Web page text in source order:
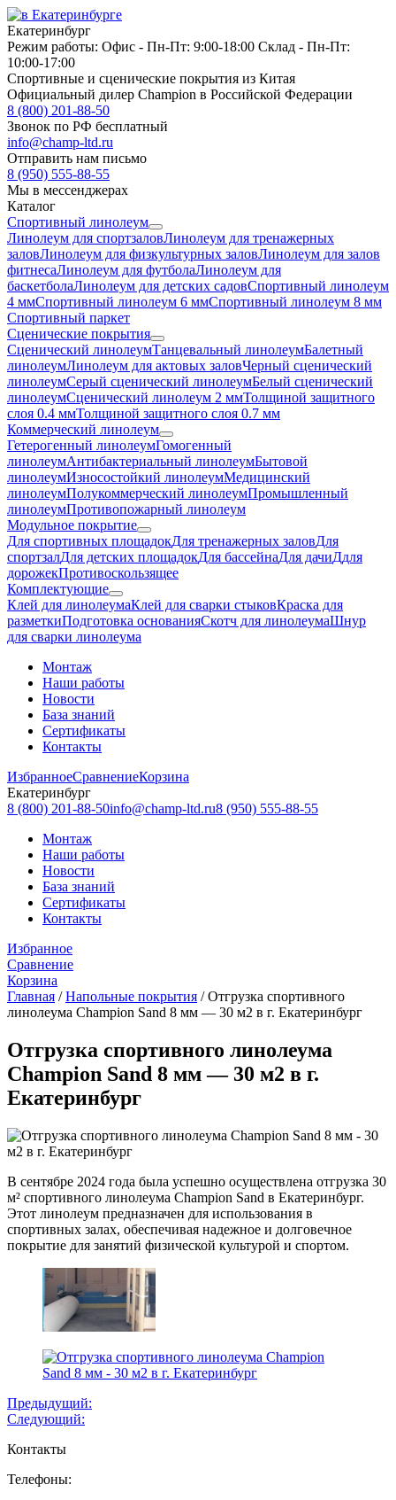
Екатеринбург
Режим работы: Офис - Пн-Пт: 9:00-18:00 Склад - Пн-Пт:
10:00-17:00
Спортивные и сценические покрытия из Китая
Официальный дилер Champion в Российской Федерации
8 (800) 201-88-50
Звонок по РФ бесплатный
info@champ-ltd.ru
Отправить нам письмо
8 (950) 555-88-55
Мы в мессенджерах
Каталог
Спортивный линолеум
Линолеум для спортзаловЛинолеум для тренажерных
заловЛинолеум для физкультурных заловЛинолеум для залов
фитнесаЛинолеум для футболаЛинолеум для
баскетболаЛинолеум для детских садовСпортивный линолеум
4 ммСпортивный линолеум 6 ммСпортивный линолеум 8 мм
Спортивный паркет
Сценические покрытия
Сценический линолеумТанцевальный линолеумБалетный
линолеумЛинолеум для актовых заловЧерный сценический
линолеумСерый сценический линолеумБелый сценический
линолеумСценический линолеум 2 ммТолщиной защитного
слоя 0.4 ммТолщиной защитного слоя 0.7 мм
Коммерческий линолеум
Гетерогенный линолеумГомогенный
линолеумАнтибактериальный линолеумБытовой
линолеумИзносостойкий линолеумМедицинский
линолеумПолукоммерческий линолеумПромышленный
линолеумПротивопожарный линолеум
Модульное покрытие
Для спортивных площадокДля тренажерных заловДля
спортзалДля детских площадокДля бассейнаДля дачиДдля
дорожекПротивоскользящее
Комплектующие
Клей для линолеумаКлей для сварки стыковКраска для
разметкиПодготовка основанияСкотч для линолеумаШнур
для сварки линолеума
Монтаж
Наши работы
Новости
База знаний
Сертификаты
Контакты
ИзбранноеСравнениеКорзина
Екатеринбург
8 (800) 201-88-50info@champ-ltd.ru8 (950) 555-88-55
Монтаж
Наши работы
Новости
База знаний
Сертификаты
Контакты
Избранное
Сравнение
Корзина
Главная /Напольные покрытия /Отгрузка спортивного
линолеума Champion Sand 8 мм — 30 м2 в г. Екатеринбург
Отгрузка спортивного линолеума
Champion Sand 8 мм — 30 м2 в г.
Екатеринбург
В сентябре 2024 года была успешно осуществлена отгрузка 30
м² спортивного линолеума Champion Sand в Екатеринбург.
Этот линолеум предназначен для использования в
спортивных залах, обеспечивая надежное и долговечное
покрытие для занятий физической культурой и спортом.
Навигация
по
записям
Предыдущий:
Следующий:
Контакты
Телефоны: